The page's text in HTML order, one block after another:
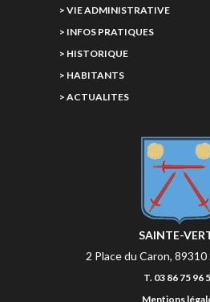
> VIE ADMINISTRATIVE
> INFOS PRATIQUES
> HISTORIQUE
> HABITANTS
> ACTUALITES
SAINTE-
2 Place du Caron,
T. 03 86 75 96
Mentions